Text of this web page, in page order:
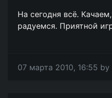
На сегодня всё.
радуемся. Приятной
07 марта 2010, 16:55 by